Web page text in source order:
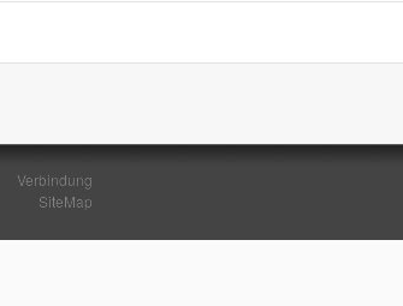
Verbindung
SiteMap